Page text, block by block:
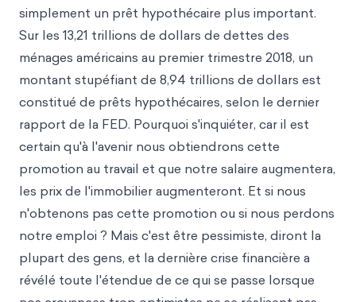
simplement un prêt hypothécaire plus important.
Sur les 13,21 trillions de dollars de dettes des
ménages américains au premier trimestre 2018, un
montant stupéfiant de 8,94 trillions de dollars est
constitué de prêts hypothécaires, selon le dernier
rapport de la FED. Pourquoi s'inquiéter, car il est
certain qu'à l'avenir nous obtiendrons cette
promotion au travail et que notre salaire augmentera,
les prix de l'immobilier augmenteront. Et si nous
n'obtenons pas cette promotion ou si nous perdons
notre emploi ? Mais c'est être pessimiste, diront la
plupart des gens, et la dernière crise financière a
révélé toute l'étendue de ce qui se passe lorsque